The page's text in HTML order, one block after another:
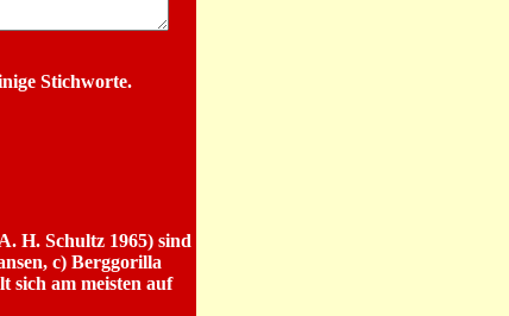
Stichworte.
H. Schultz 1965) sind
c) Berggorilla
sich am meisten auf